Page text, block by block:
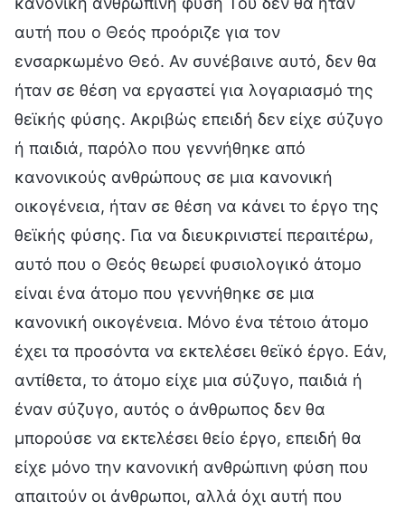
αυτή που ο Θεός προόριζε για τον
ενσαρκωμένο Θεό. Αν συνέβαινε αυτό, δεν θα
ήταν σε θέση να εργαστεί για λογαριασμό της
θεϊκής φύσης. Ακριβώς επειδή δεν είχε σύζυγο
ή παιδιά, παρόλο που γεννήθηκε από
κανονικούς ανθρώπους σε μια κανονική
οικογένεια, ήταν σε θέση να κάνει το έργο της
θεϊκής φύσης. Για να διευκρινιστεί περαιτέρω,
αυτό που ο Θεός θεωρεί φυσιολογικό άτομο
είναι ένα άτομο που γεννήθηκε σε μια
κανονική οικογένεια. Μόνο ένα τέτοιο άτομο
έχει τα προσόντα να εκτελέσει θεϊκό έργο. Εάν,
αντίθετα, το άτομο είχε μια σύζυγο, παιδιά ή
έναν σύζυγο, αυτός ο άνθρωπος δεν θα
μπορούσε να εκτελέσει θείο έργο, επειδή θα
είχε μόνο την κανονική ανθρώπινη φύση που
απαιτούν οι άνθρωποι, αλλά όχι αυτή που